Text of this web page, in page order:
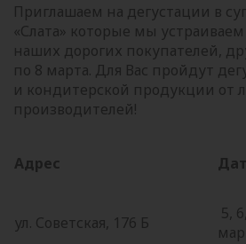
Приглашаем на дегустации в
«Слата» которые мы
наших дорогих покупателей,
по 8 марта. Для Вас пройдут
и кондитерской продукции от
производителей!
Адрес
ул. Советская, 176 Б
5,